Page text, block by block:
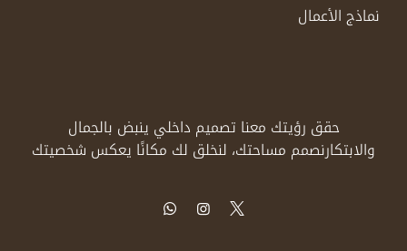
نماذج الأعمال
حقق رؤيتك معنا تصميم داخلي ينبض بالجمال
والابتكارنصمم مساحتك، لنخلق لك مكانًا يعكس شخصيتك